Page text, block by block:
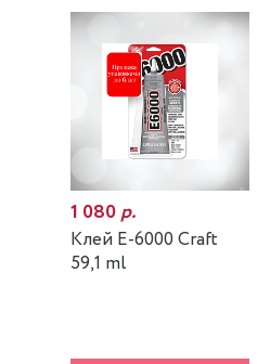
1 080р.
Клей E-6000 Craft
59,1 ml